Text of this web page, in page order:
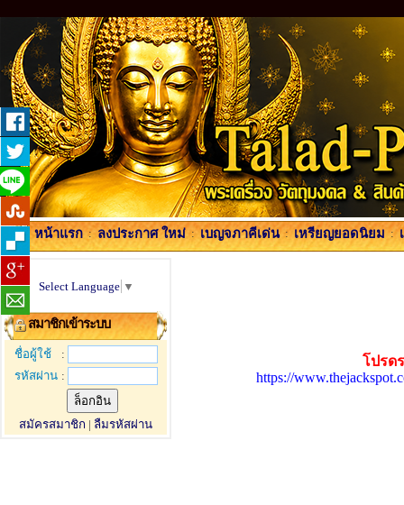
หน้าแรก : ลงประกาศ ใหม่ : เบญจภาคีเด่น : เหรียญยอดนิยม :
Select Language ▼
สมาชิกเข้าระบบ
ชื่อผู้ใช้
:
รหัสผ่าน :
สมัครสมาชิก | ลืมรหัสผ่าน
โปรด
https://